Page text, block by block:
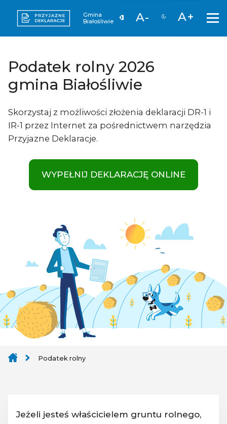
Gmina
Białośliwie
A- A+
Podatek rolny 2026
gmina Białośliwie
Skorzystaj z możliwości złożenia deklaracji DR-1 i
IR-1 przez Internet za pośrednictwem narzędzia
Przyjazne Deklaracje.
WYPEŁNIJ DEKLARACJĘ ONLINE
Podatek rolny
Jeżeli jesteś właścicielem gruntu rolnego,